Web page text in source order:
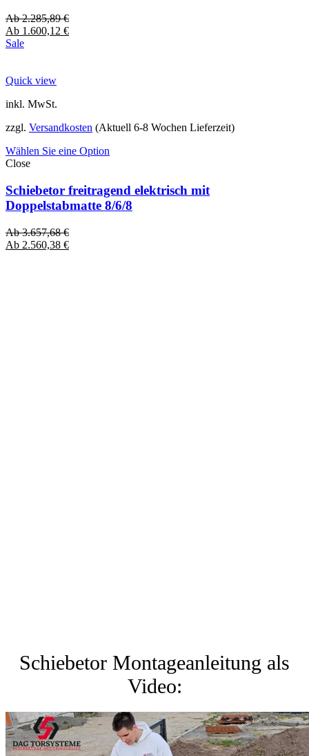
Ab2.285,89€
Ab 1.600,12 €
Sale
Quick view
inkl. MwSt.
zzgl. Versandkosten (Aktuell 6-8 Wochen Lieferzeit)
Wählen Sie eine Option
Close
Schiebetor freitragend elektrisch mit
Doppelstabmatte 8/6/8
Ab3.657,68€
Ab 2.560,38 €
Schiebetor Montageanleitung als
Video: